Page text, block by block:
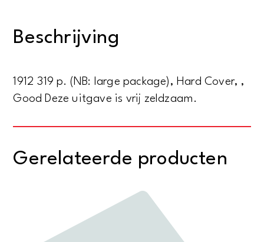
Beschrijving
1912 319 p. (NB: large package), Hard Cover, ,
Good Deze uitgave is vrij zeldzaam.
Gerelateerde producten